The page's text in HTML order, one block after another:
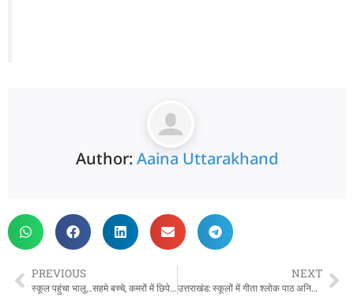
Author: Aaina Uttarakhand
PREVIOUS
स्कूल पहुंचा भालू…सहमे बच्चे, कमरों में छिपे, दरवाजा तोड़ एक मासूम को उठाया, शिक्षकों ने बचाई जान
NEXT
उत्तराखंड: स्कूलों में गीता श्लोक पाठ अनिवार्य होने पर साधु संतों ने जताई खुशी, धामी सरकार के फैसले का किया स्वागत